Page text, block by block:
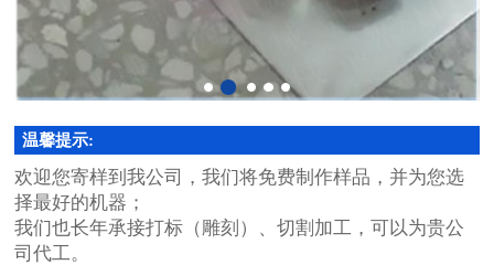
温馨提示:
欢迎您寄样到我公司，我们将免费制作样品，并为您选
择最好的机器；
我们也长年承接打标（雕刻）、切割加工，可以为贵公
司代工。